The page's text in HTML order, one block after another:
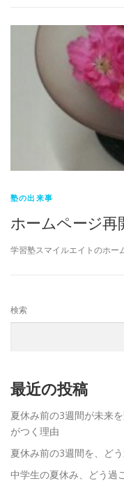
塾の出来事
ホームページ再
学習塾スマイルエイトのホー
検索
最近の投稿
夏休み前の3週間が未来
がつく理由
夏休み前の3週間を、ど
中学生の夏休み、どう過